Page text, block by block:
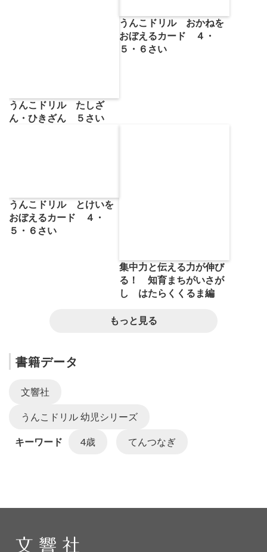
うんこドリル たしざ
ん・ひきざん ５さい
うんこドリル おかねを
おぼえるカード ４・
５・６さい
うんこドリル とけいを
おぼえるカード ４・
５・６さい
集中力と伝える力が伸び
る！ 知育まちがいさが
し はたらくくるま編
もっと見る
書籍データ
文響社
うんこドリル 幼児シリーズ
キーワード 4歳 てんつなぎ